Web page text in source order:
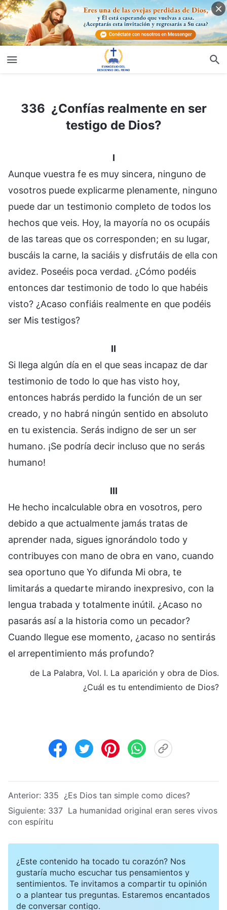
336 ¿Confías realmente en ser testigo de Dios?
336 ¿Confías realmente en ser
testigo de Dios?
I
Aunque vuestra fe es muy sincera, ninguno de
vosotros puede explicarme plenamente, ninguno
puede dar un testimonio completo de todos los
hechos que veis. Hoy, la mayoría no os ocupáis
de las tareas que os corresponden; en su lugar,
buscáis la carne, la saciáis y disfrutáis de ella con
avidez. Poseéis poca verdad. ¿Cómo podéis
entonces dar testimonio de todo lo que habéis
visto? ¿Acaso confiáis realmente en que podéis
ser Mis testigos?
II
Si llega algún día en el que seas incapaz de dar
testimonio de todo lo que has visto hoy,
entonces habrás perdido la función de un ser
creado, y no habrá ningún sentido en absoluto
en tu existencia. Serás indigno de ser un ser
humano. ¡Se podría decir incluso que no serás
humano!
III
He hecho incalculable obra en vosotros, pero
debido a que actualmente jamás tratas de
aprender nada, sigues ignorándolo todo y
contribuyes con mano de obra en vano, cuando
sea oportuno que Yo difunda Mi obra, te
limitarás a quedarte mirando inexpresivo, con la
lengua trabada y totalmente inútil. ¿Acaso no
pasarás así a la historia como un pecador?
Cuando llegue ese momento, ¿acaso no sentirás
el arrepentimiento más profundo?
de La Palabra, Vol. I. La aparición y obra de Dios.
¿Cuál es tu entendimiento de Dios?
Anterior: 335 ¿Es Dios tan simple como dices?
Siguiente: 337 La humanidad original eran seres vivos
con espíritu
¿Este contenido ha tocado tu corazón? Nos
gustaría mucho escuchar tus pensamientos y
sentimientos. Te invitamos a compartir tu opinión
o a plantear tus preguntas. Estaremos encantados
de conversar contigo.